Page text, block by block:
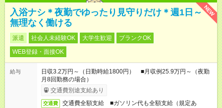
NEW
入浴ナシ＊夜勤でゆったり見守りだけ＊週1日～
無理なく働ける
派遣 社会人未経験OK 大学生歓迎
ブランクOK
WEB登録・面接OK
給与
日収3.2万円～（日勤時給1800円） ■月収例25.9万円～（夜勤
月8回勤務の場合）
交通費別途支給あり
交通費
交通費全額支給 ■ガソリン代も全額支給（規定あ